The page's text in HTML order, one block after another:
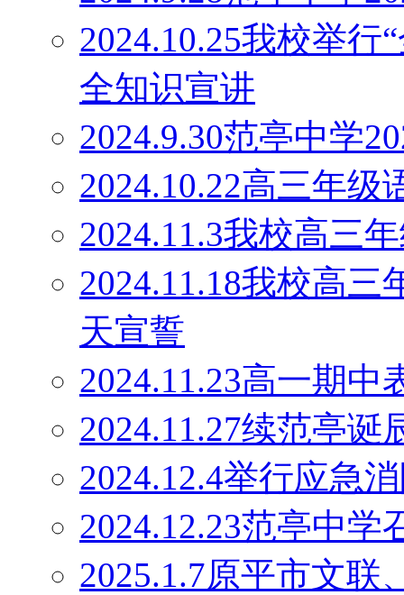
2024.10.25我校举行
全知识宣讲
2024.9.30范亭中学
2024.10.22高三年
2024.11.3我校高三
2024.11.18我校高三
天宣誓
2024.11.23高一期中
2024.11.27续范亭诞
2024.12.4举行应急
2024.12.23范亭中
2025.1.7原平市文联